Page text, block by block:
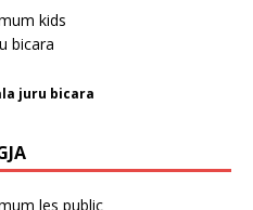
juru bicara